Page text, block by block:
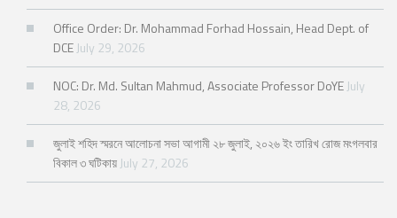
Office Order: Dr. Mohammad Forhad Hossain, Head Dept. of
DCE July 29, 2026
NOC: Dr. Md. Sultan Mahmud, Associate Professor DoYE July
28, 2026
জুলাই শহিদ স্মরনে আলোচনা সভা আগামী ২৮ জুলাই, ২০২৬ ইং তারিখ রোজ মংগলবার
বিকাল ৩ ঘটিকায় July 27, 2026